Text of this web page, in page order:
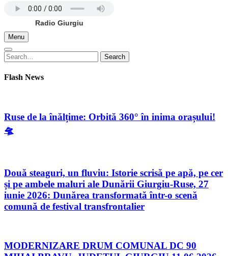
Radio Giurgiu
Menu
Search
for:
Search
Flash News
Ruse de la înălțime: Orbită 360° în inima orașului!
🛸
Două steaguri, un fluviu: Istorie scrisă pe apă, pe cer
și pe ambele maluri ale Dunării Giurgiu-Ruse, 27
iunie 2026: Dunărea transformată într-o scenă
comună de festival transfrontalier
MODERNIZARE DRUM COMUNAL DC 90